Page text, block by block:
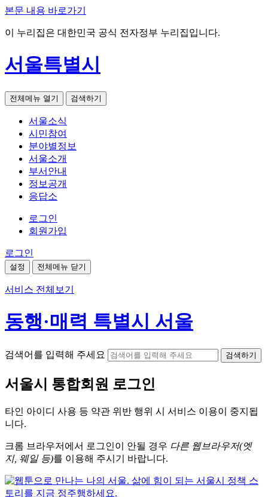
본문 내용 바로가기
이 누리집은 대한민국 공식 전자정부 누리집입니다.
서울특별시
전체메뉴 열기 검색하기
서울소식
시민참여
분야별정보
서울소개
부서안내
정보공개
응답소
로그인
회원가입
로그인
설정 전체메뉴 닫기
서비스 전체보기
동행·매력 특별시 서울
검색어를 입력해 주세요 검색하기
서울시 통합회원 로그인
타인 아이디 사용 등 약관 위반 행위 시 서비스 이용이 중지됩
니다.
크롬 브라우저에서 로그인이 안될 경우 다른 웹브라우저(엣
지, 웨일 등)를 이용해 주시기 바랍니다.